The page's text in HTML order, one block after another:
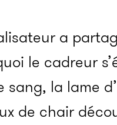
a
le cadreur
sang, la lame
de chair